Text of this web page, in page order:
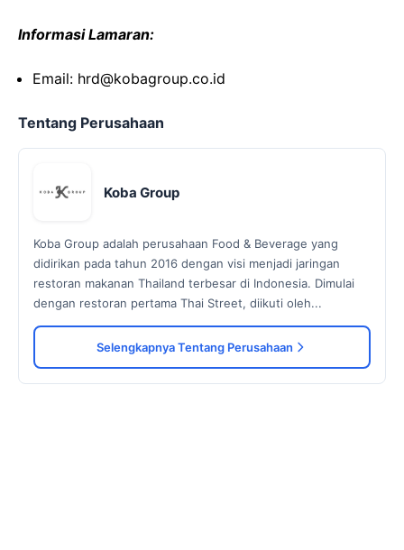
Informasi Lamaran:
Email: hrd@kobagroup.co.id
Tentang Perusahaan
Koba Group
Koba Group adalah perusahaan Food & Beverage yang
didirikan pada tahun 2016 dengan visi menjadi jaringan
restoran makanan Thailand terbesar di Indonesia. Dimulai
dengan restoran pertama Thai Street, diikuti oleh...
Selengkapnya Tentang Perusahaan